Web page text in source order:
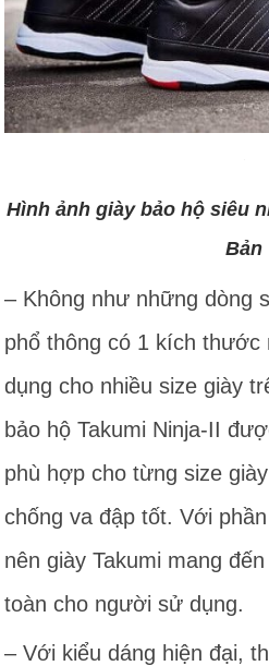
Hình ảnh giày bảo hộ siêu
Bản
– Không như những dòng
phổ thông có 1 kích
dụng cho nhiều size giày
bảo hộ Takumi Ninja-II
phù hợp cho từng size
chống va đập tốt. Với
nên giày Takumi mang
toàn cho người sử dụng.
– Với kiểu dáng hiện đại,